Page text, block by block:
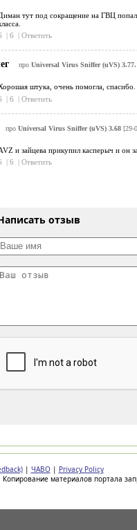
тут под сокращение на ГВЦ
| 6 | Ответить
про Universal Virus Sniffer (uVS)
штука, очень помогла, спасибо.
| 6 | Ответить
про Universal Virus Sniffer (uVS) 3.68[29-
и зайцева прикупил касперыч и он
| 6 | Ответить
отзыв
| ЧАВО | Privacy Policy
Копирование материалов портала